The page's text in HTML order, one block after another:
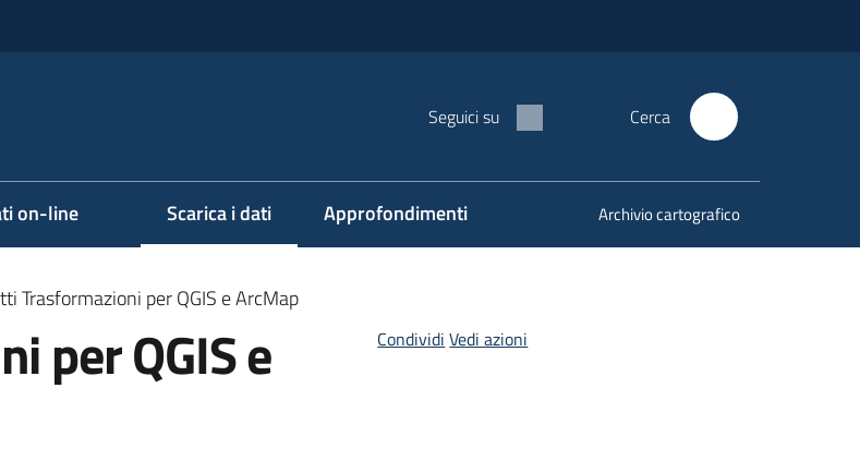
Seguici su Cerca
on-line Scarica i dati
Menu selezionato Approfondimenti Archivio cartografico
Trasformazioni per QGIS e ArcMap
per QGIS e
Condividi Vedi azioni